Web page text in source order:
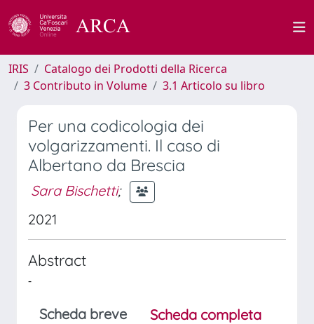
IRIS
Catalogo dei Prodotti della Ricerca
3 Contributo in Volume
3.1 Articolo su libro
Per una codicologia dei
volgarizzamenti. Il caso di
Albertano da Brescia
Sara Bischetti;
2021
Abstract
-
Scheda breve
Scheda completa